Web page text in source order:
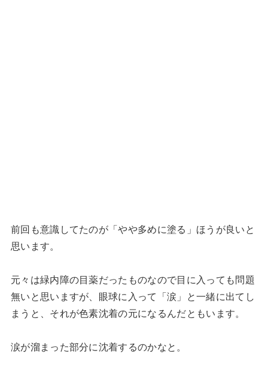
前回も意識してたのが「やや多めに塗る」ほうが良いと
思います。
元々は緑内障の目薬だったものなので目に入っても問題
無いと思いますが、眼球に入って「涙」と一緒に出てし
まうと、それが色素沈着の元になるんだともいます。
涙が溜まった部分に沈着するのかなと。